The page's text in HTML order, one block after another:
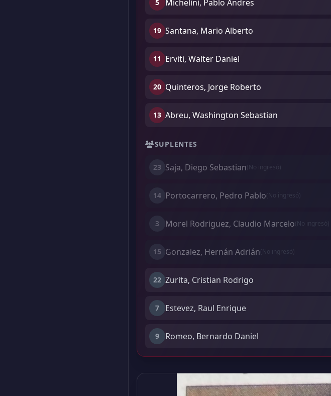
5 Michelini, Pablo Andres
19 Santana, Mario Alberto
11 Erviti, Walter Daniel
20 Quinteros, Jorge Roberto
13 Abreu, Washington Sebastian
SUPLENTES
23 Saja, Diego Sebastian(No ingresó)
14 Portocarrero, Pedro Pablo(No ingresó)
3 Morel Rodriguez, Claudio Marcelo(No ingresó)
15 Gonzalez, Hernán Adrián(No ingresó)
22 Zurita, Cristian Rodrigo
7 Estevez, Raul Enrique
9 Romeo, Bernardo Daniel